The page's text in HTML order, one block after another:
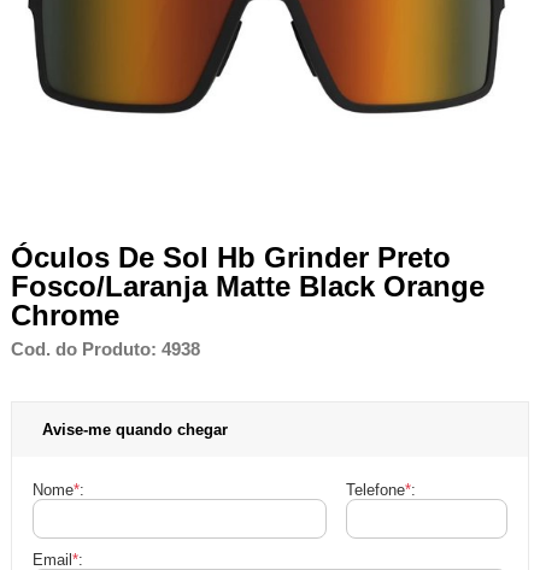
Óculos De Sol Hb Grinder Preto
Fosco/Laranja Matte Black Orange
Chrome
Cod. do Produto: 4938
Avise-me quando chegar
Nome*: Telefone*:
Email*: